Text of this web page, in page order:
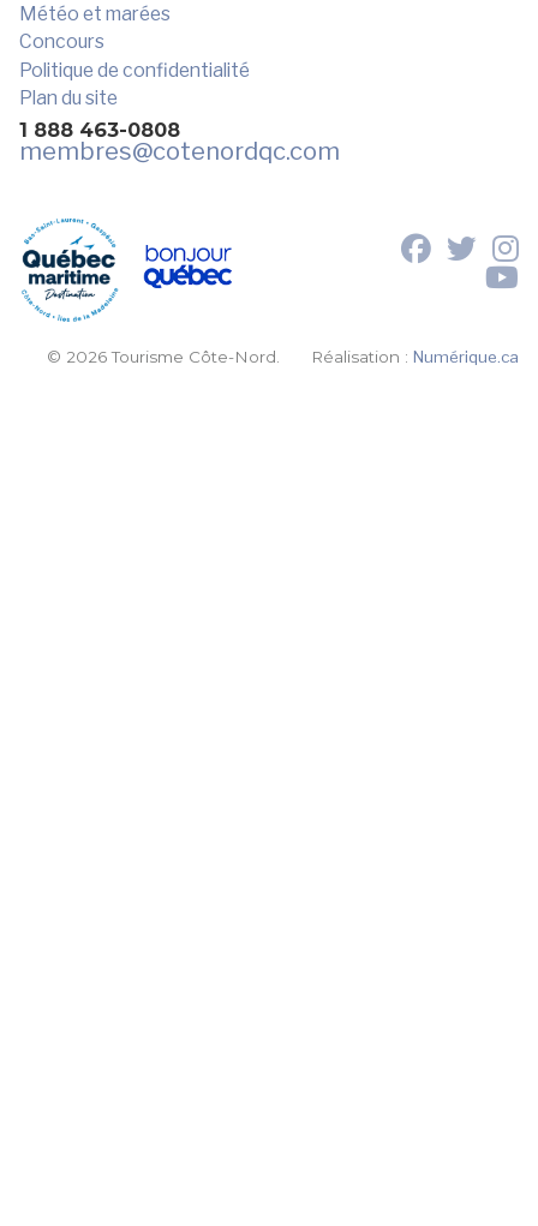
Météo et marées
Concours
Politique de confidentialité
Plan du site
1 888 463-0808
membres@cotenordqc.com
© 2026 Tourisme Côte-Nord. Réalisation :Numérique.ca